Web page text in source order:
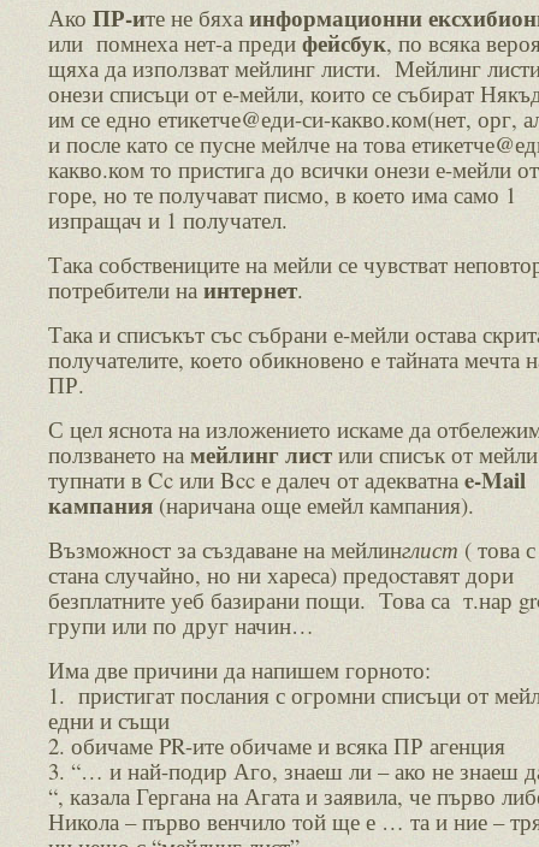
Ако ПР-ите не бяха информационни
или помнеха нет-а преди фейсбук, по всяка
щяха да използват мейлинг листи. Мейлинг
онези списъци от е-мейли, които се събират
им се едно етикетче@еди-си-какво.ком(нет, орг,
и после като се пусне мейлче на това
какво.ком то пристига до всички онези е-мейли
горе, но те получават писмо, в което има само 1
изпращач и 1 получател.
Така собствениците на мейли се чувстват
потребители на интернет.
Така и списъкът със събрани е-мейли остава
получателите, което обикновено е тайната мечта
ПР.
С цел яснота на изложението искаме да
ползването на мейлинг лист или списък от мейли
тупнати в Cc или Bcc е далеч от адекватна e-Mail
кампания (наричана още емейл кампания).
Възможност за създаване на мейлинглист ( това
стана случайно, но ни хареса) предoставят дори
безплатните уеб базирани пощи. Това са т.нар
групи или по друг начин…
Има две причини да напишем горното:
1. пристигат послания с огромни списъци от
едни и същи
2. обичаме PR-ите обичаме и всяка ПР агенция
3. “… и най-подир Аго, знаеш ли – ако не знаеш
“, казала Гергана на Агата и заявила, че първо
Никола – първо венчило той ще е … та и ние –